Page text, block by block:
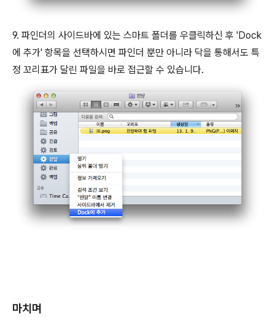
9. 파인더의 사이드바에 있는 스마트 폴더를 우클릭하신 후 'Dock
에 추가' 항목을 선택하시면 파인더 뿐만 아니라 닥을 통해서도 특
정 꼬리표가 달린 파일을 바로 접근할 수 있습니다.
마치며